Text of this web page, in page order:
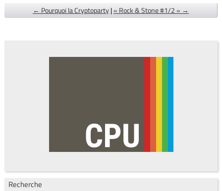
← Pourquoi la Cryptoparty|« Rock & Stone #1/2 » →
Recherche